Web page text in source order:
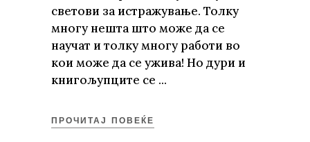
светови за истражување. Толку
многу нешта што може да се
научат и толку многу работи во
кои може да се ужива! Но дури и
книгољупците се
ПРОЧИТАЈ ПОВЕЌЕ